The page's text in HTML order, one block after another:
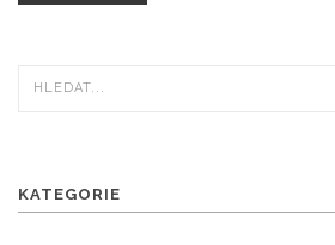
KATEGORIE